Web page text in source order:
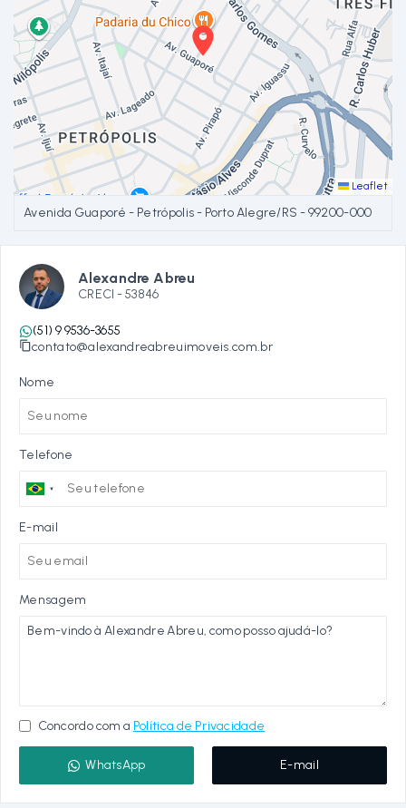
Leaflet
Avenida Guaporé - Petrópolis - Porto Alegre/RS - 99200-000
Alexandre Abreu
CRECI -53846
(51) 9 9536-3655
contato@alexandreabreuimoveis.com.br
Nome
Telefone
E-mail
Mensagem
Concordo com a Política de Privacidade
WhatsApp E-mail